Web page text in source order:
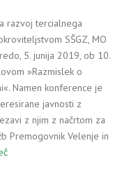
razvoj tercialnega
SŠGZ, MO
5. junija 2019, ob 10.
»Razmislek o
Namen konference je
javnosti z
z njim z načrtom za
Premogovnik Velenje in